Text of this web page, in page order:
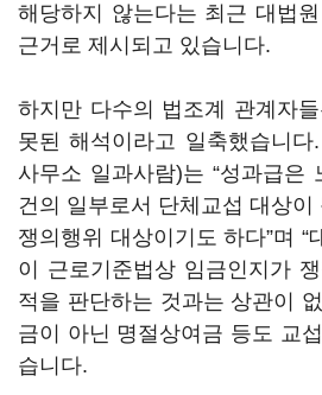
해당하지 않는다는 최근 대법
근거로 제시되고 있습니다.
하지만 다수의 법조계 관계자
못된 해석이라고 일축했습니
사무소 일과사람)는 “성과급은
건의 일부로서 단체교섭 대상이
쟁의행위 대상이기도 하다”며 “
이 근로기준법상 임금인지가
적을 판단하는 것과는 상관이
금이 아닌 명절상여금 등도 교
습니다.